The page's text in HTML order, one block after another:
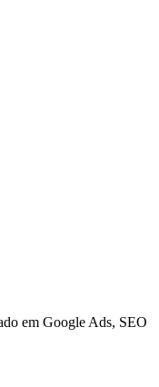
em Google Ads, SEO